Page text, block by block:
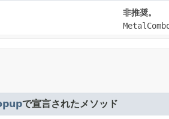
非推奨。
で宣言されたメソッド